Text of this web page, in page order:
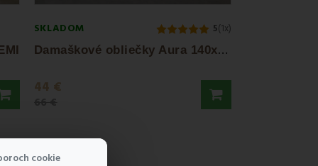
cookie
SKLADOM 5(1x)
D
amaškové obliečky Aura 140x200 + 70x90 cm...
44 €